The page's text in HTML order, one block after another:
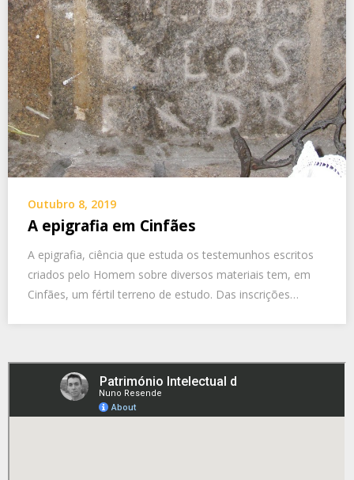
Outubro 8, 2019
A epigrafia em Cinfães
A epigrafia, ciência que estuda os testemunhos escritos
criados pelo Homem sobre diversos materiais tem, em
Cinfães, um fértil terreno de estudo. Das inscrições…